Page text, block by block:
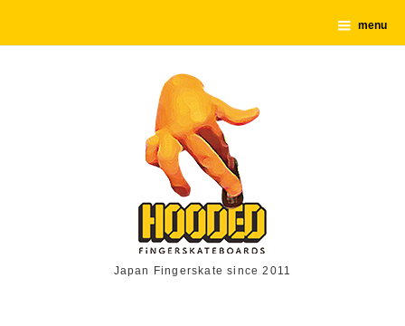
menu
Japan Fingerskate since 2011